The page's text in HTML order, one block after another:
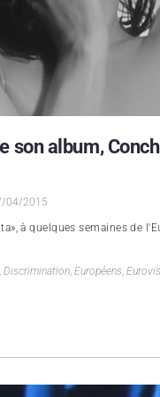
son album,
04/2015
à quelques semaines de
, Discrimination, Européens,